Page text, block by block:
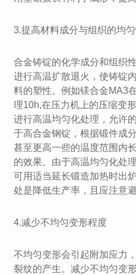
3.提高材料成分与组织的均
合金铸锭的化学成分和组织
进行高温扩散退火，使铸锭
料的塑性。例如镁合金MA3
理10h,在压力机上的压缩变
进行高温均匀化处理，允许
于高合金钢锭，根据锻件成
甚至更高一些的温度范围内
的效果。由于高温均匀化处
可用适当延长锻造加热时出
处是降低生产率，且应注意
4.减少不均匀变形程度
不均匀变形会引起附加应力
裂纹的产生。减少不均匀变